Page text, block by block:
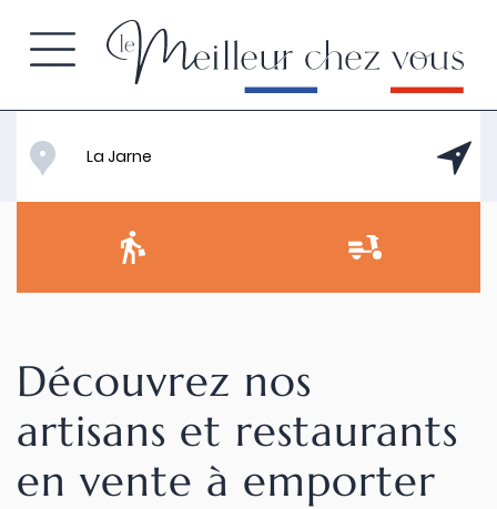
Découvrez nos
artisans et restaurants
en vente à emporter